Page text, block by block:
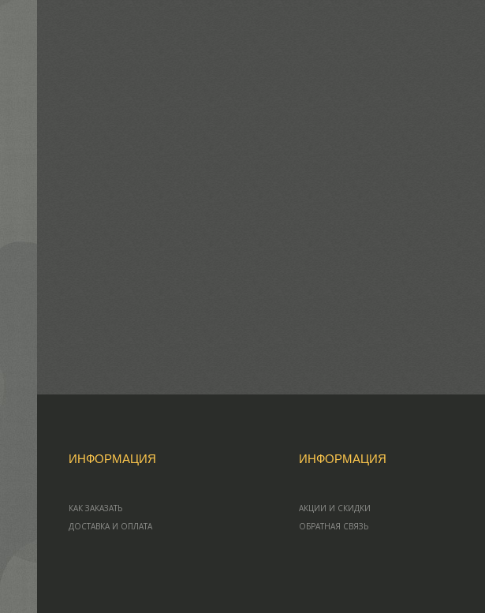
ИНФОРМАЦИЯ
КАК ЗАКАЗАТЬ
ДОСТАВКА И ОПЛАТА
ИНФОРМАЦИЯ
АКЦИИ И СКИДКИ
ОБРАТНАЯ СВЯЗЬ